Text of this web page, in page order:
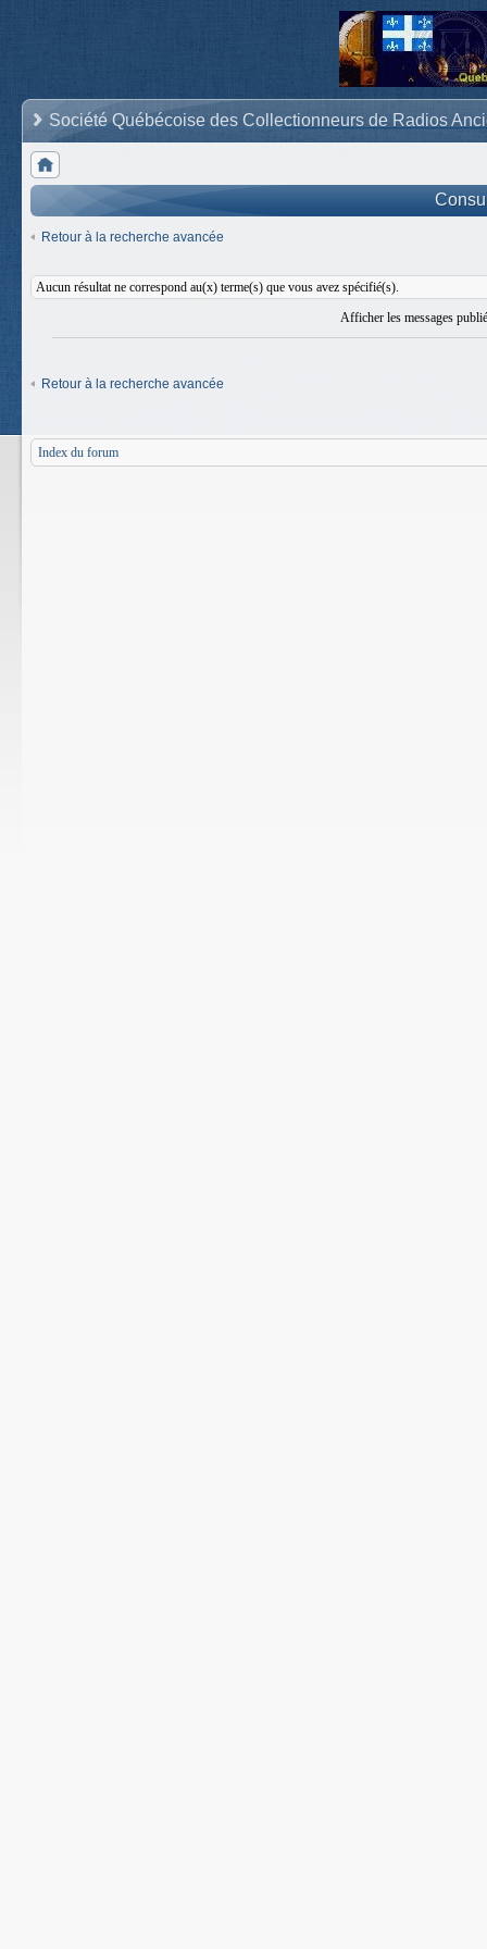
Société Québécoise des Collectionneurs de Radios
Retour à la recherche avancée
Aucun résultat ne correspond au(x) terme(s) que vous avez spécifié(s).
Afficher les messages
Retour à la recherche avancée
Index du forum